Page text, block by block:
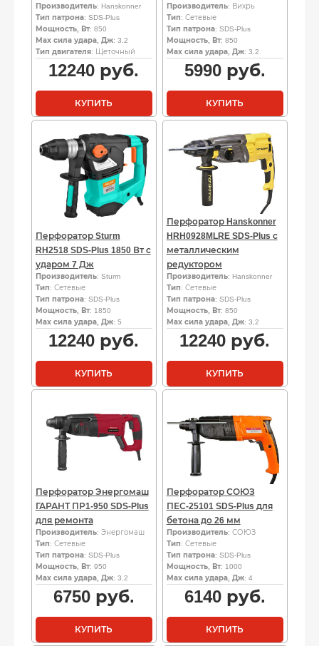
Производитель: Hanskonner
Тип патрона: SDS-Plus
Мощность, Вт: 850
Мах сила удара, Дж: 3.2
Тип двигателя: Щеточный
12240 руб.
КУПИТЬ
Производитель: Вихрь
Тип: Сетевые
Тип патрона: SDS-Plus
Мощность, Вт: 850
Мах сила удара, Дж: 3.2
5990руб.
КУПИТЬ
Перфоратор Sturm
RH2518 SDS-Plus 1850 Вт с
ударом 7 Дж
Производитель: Sturm
Тип: Сетевые
Тип патрона: SDS-Plus
Мощность, Вт: 1850
Мах сила удара, Дж: 5
12240 руб.
КУПИТЬ
Перфоратор Hanskonner
HRH0928MLRE SDS-Plus с
металлическим
редуктором
Производитель: Hanskonner
Тип: Сетевые
Тип патрона: SDS-Plus
Мощность, Вт: 850
Мах сила удара, Дж: 3,2
12240 руб.
КУПИТЬ
Перфоратор Энергомаш
ГАРАНТ ПР1-950 SDS-Plus
для ремонта
Производитель: Энергомаш
Тип: Сетевые
Тип патрона: SDS-Plus
Мощность, Вт: 950
Мах сила удара, Дж: 3.2
6750руб.
КУПИТЬ
Перфоратор СОЮЗ
ПЕС-25101 SDS-Plus для
бетона до 26 мм
Производитель: СОЮЗ
Тип: Сетевые
Тип патрона: SDS-Plus
Мощность, Вт: 1000
Мах сила удара, Дж: 4
6140руб.
КУПИТЬ